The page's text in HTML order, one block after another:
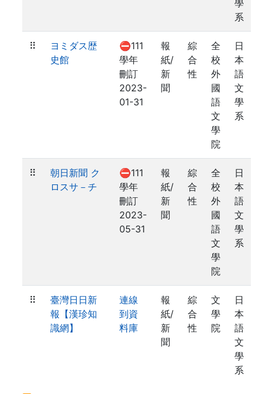
學
系
⠿
ヨミダス歴
史館
⛔111
學年
刪訂
2023-
01-31
報
紙/
新
聞
綜
合
性
全
校
外
國
語
文
學
院
日
本
語
文
學
系
⠿
朝日新聞 ク
ロスサ－チ
⛔111
學年
刪訂
2023-
05-31
報
紙/
新
聞
綜
合
性
全
校
外
國
語
文
學
院
日
本
語
文
學
系
⠿
臺灣日日新
報【漢珍知
識網】
連線
到資
料庫
報
紙/
新
聞
綜
合
性
文
學
院
日
本
語
文
學
系